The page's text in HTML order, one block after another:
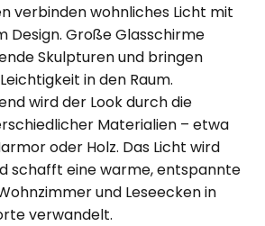
verbinden wohnliches Licht mit
Design. Große Glasschirme
Skulpturen und bringen
in den Raum.
wird der Look durch die
Materialien – etwa
oder Holz. Das Licht wird
schafft eine warme, entspannte
und Leseecken in
verwandelt.